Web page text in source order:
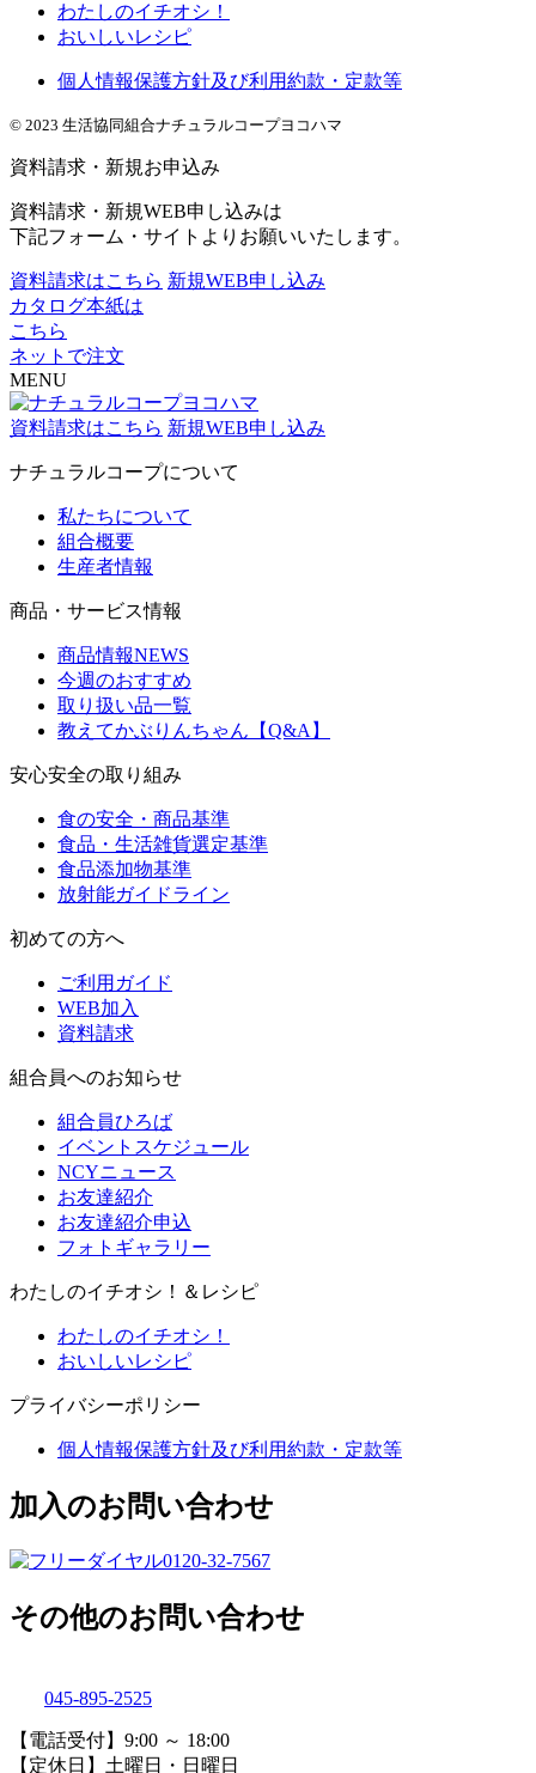
わたしのイチオシ！
おいしいレシピ
個人情報保護方針及び利用約款・定款等
© 2023 生活協同組合ナチュラルコープヨコハマ
資料請求・新規お申込み
資料請求・新規WEB申し込みは
下記フォーム・サイトよりお願いいたします。
資料請求はこちら 新規WEB申し込み
カタログ本紙は
こちら
ネットで注文
MENU
資料請求はこちら 新規WEB申し込み
ナチュラルコープについて
私たちについて
組合概要
生産者情報
商品・サービス情報
商品情報NEWS
今週のおすすめ
取り扱い品一覧
教えてかぶりんちゃん【Q&A】
安心安全の取り組み
食の安全・商品基準
食品・生活雑貨選定基準
食品添加物基準
放射能ガイドライン
初めての方へ
ご利用ガイド
WEB加入
資料請求
組合員へのお知らせ
組合員ひろば
イベントスケジュール
NCYニュース
お友達紹介
お友達紹介申込
フォトギャラリー
わたしのイチオシ！＆レシピ
わたしのイチオシ！
おいしいレシピ
プライバシーポリシー
個人情報保護方針及び利用約款・定款等
加入のお問い合わせ
0120-32-7567
その他のお問い合わせ
045-895-2525
【電話受付】9:00 ～ 18:00
【定休日】土曜日・日曜日